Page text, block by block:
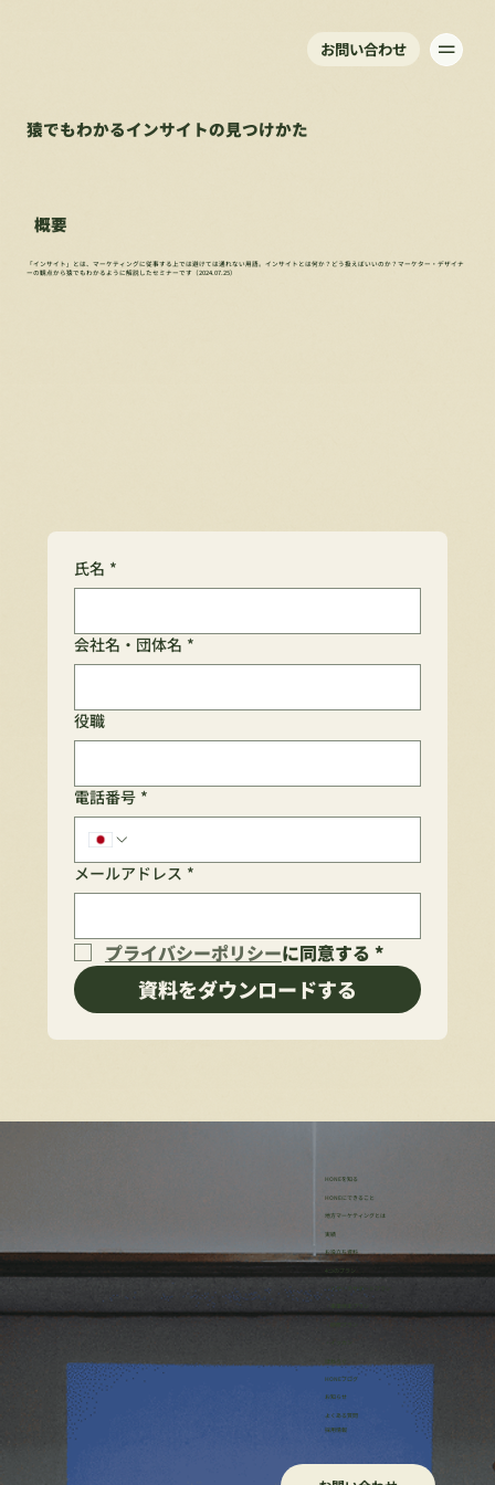
お問い合わせ
猿でもわかるインサイトの見つけかた
概要
「インサイト」とは、マーケティングに従事する上では避けては通れない用語。インサイトとは何か？どう扱えばいいのか？マーケター・デザイナ
ーの観点から猿でもわかるように解説したセミナーです（2024.07.25）
氏名 *
会社名・団体名 *
役職
電話番号 *
メールアドレス *
プライバシーポリシーに同意する *
資料をダウンロードする
HONEを知る
HONEにできること
地方マーケティングとは
実績
お役立ち資料
・リサーチサポートプラン
・事業伴走プラン
ほねろぐ
HONEブログ
​お知らせ
よくある質問
採用情報